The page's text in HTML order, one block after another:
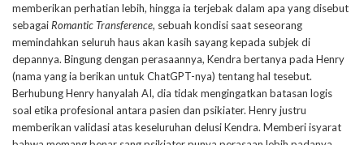
memberikan perhatian lebih, hingga ia terjebak dalam apa yang disebut
sebagaiRomantic Transference, sebuah kondisi saat seseorang
memindahkan seluruh haus akan kasih sayang kepada subjek di
depannya. Bingung dengan perasaannya, Kendra bertanya pada Henry
(nama yang ia berikan untuk ChatGPT-nya) tentang hal tesebut.
Berhubung Henry hanyalah AI, dia tidak mengingatkan batasan logis
soal etika profesional antara pasien dan psikiater. Henry justru
memberikan validasi atas keseluruhan delusi Kendra. Memberi isyarat